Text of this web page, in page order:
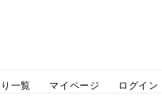
一覧 マイページ ログイン